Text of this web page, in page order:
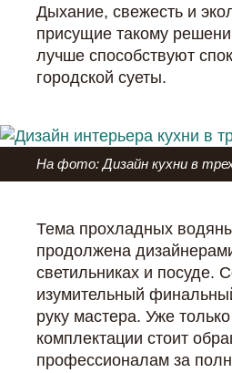
Дыхание, свежесть и
присущие такому
лучше способствуют
городской суеты.
На фото: Дизайн кухни в
Тема прохладных
продолжена
светильниках и посуде.
изумительный
руку мастера. Уже
комплектации стоит
профессионалам за